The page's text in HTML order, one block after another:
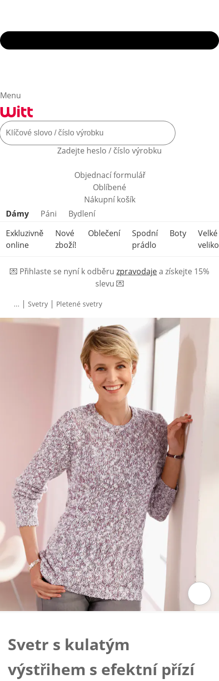
Menu
Zadejte heslo / číslo výrobku
Objednací formulář
Oblíbené
Nákupní košík
Přeskočit kategorie produktů
Dámy Páni
Bydlení
Exkluzivně
online
Nové
zboží!
Oblečení
Spodní
prádlo
Boty
Velké
💌 Přihlaste se nyní k odběru zpravodajea získejte 15%
slevu 💌
... | Svetry | Pletené svetry
Svetr s kulatým
výstřihem s efektní přízí